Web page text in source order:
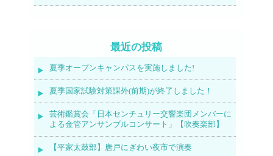
最近の投稿
夏季オープンキャンパスを実施しました!
夏季国家試験対策課外(前期)が終了しました！
芸術鑑賞会「日本センチュリー交響楽団メンバーに
よる金管アンサンブルコンサート」【吹奏楽部】
【平家太鼓部】唐戸にぎわい夜市で演奏